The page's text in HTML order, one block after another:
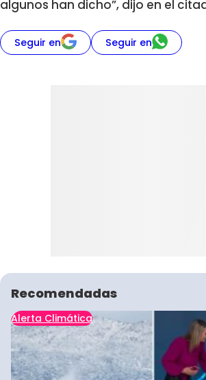
algunos han dicho”, dijo en el
Seguir en Seguir en
Recomendadas
Alerta Climática